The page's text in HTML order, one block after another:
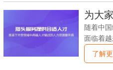
才猎头
的需求
司。例
在数字
力。在
数字化
率和服
聘人员
据、AI等
随着中
面临着
烈，传
求。在这
了解